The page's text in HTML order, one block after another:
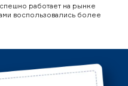
работает на рынке
воспользовались более